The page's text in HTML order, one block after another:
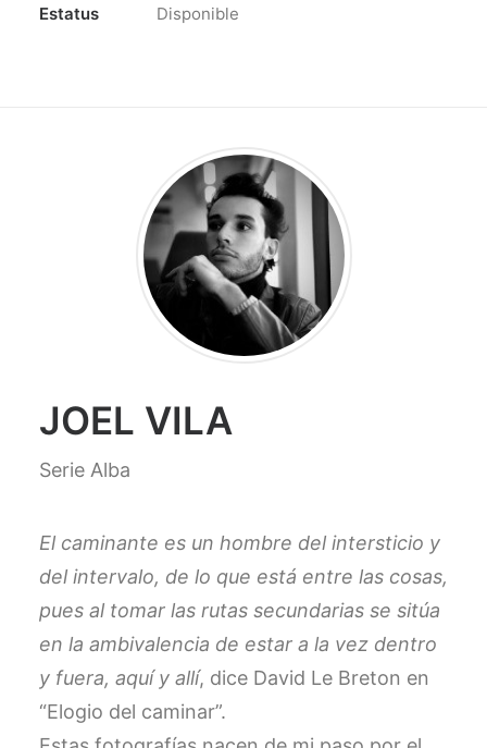
Estatus
Disponible
JOEL VILA
Serie Alba
El caminante es un hombre del intersticio y
del intervalo, de lo que está entre las cosas,
pues al tomar las rutas secundarias se sitúa
en la ambivalencia de estar a la vez dentro
y fuera, aquí y allí, dice David Le Breton en
“Elogio del caminar”.